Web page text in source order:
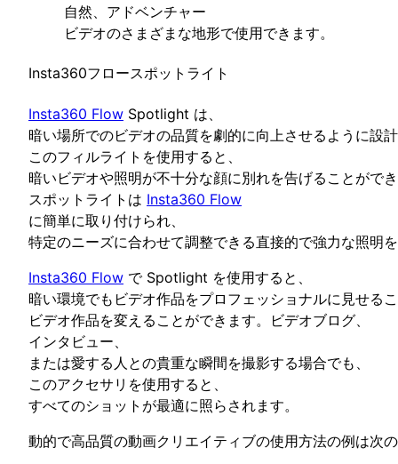
自然、アドベンチャー
ビデオのさまざまな地形で使用できます。
Insta360フロースポットライト
Insta360 Flow Spotlight は、
暗い場所でのビデオの品質を劇的に向上させるように設
このフィルライトを使用すると、
暗いビデオや照明が不十分な顔に別れを告げることがで
スポットライトは Insta360 Flow
に簡単に取り付けられ、
特定のニーズに合わせて調整できる直接的で強力な照明
Insta360 Flow で Spotlight を使用すると、
暗い環境でもビデオ作品をプロフェッショナルに見せる
ビデオ作品を変えることができます。ビデオブログ、
インタビュー、
または愛する人との貴重な瞬間を撮影する場合でも、
このアクセサリを使用すると、
すべてのショットが最適に照らされます。
動的で高品質の動画クリエイティブの使用方法の例は次